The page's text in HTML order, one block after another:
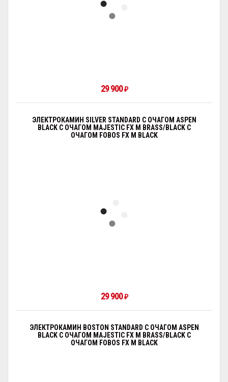
29 900₽
ЭЛЕКТРОКАМИН SILVER STANDARD С ОЧАГОМ АSPEN
BLACK С ОЧАГОМ MAJESTIC FX M BRASS/BLACK С
ОЧАГОМ FOBOS FX M BLACK
29 900₽
ЭЛЕКТРОКАМИН BOSTON STANDARD С ОЧАГОМ АSPEN
BLACK С ОЧАГОМ MAJESTIC FX M BRASS/BLACK С
ОЧАГОМ FOBOS FX M BLACK